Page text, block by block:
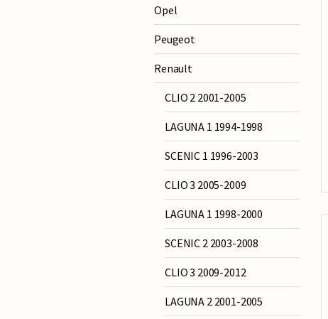
Opel
Peugeot
Renault
CLIO 2 2001-2005
LAGUNA 1 1994-1998
SCENIC 1 1996-2003
CLIO 3 2005-2009
LAGUNA 1 1998-2000
SCENIC 2 2003-2008
CLIO 3 2009-2012
LAGUNA 2 2001-2005